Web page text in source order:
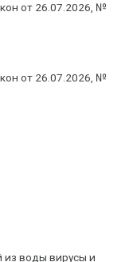
от 26.07.2026, №
от 26.07.2026, №
из воды вирусы и